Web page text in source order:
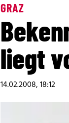
GRAZ
liegt
14.02.2008, 18:12